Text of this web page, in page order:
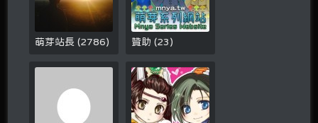
萌芽站長(2786) 贊助(23 )